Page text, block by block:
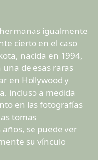
igualmente
cierto en el caso
nacida en 1994,
una de esas raras
en Hollywood y
incluso a medida
en las fotografías
tomas
se puede ver
su vínculo